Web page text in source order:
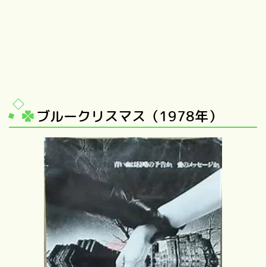
ブルークリスマス（1978年）